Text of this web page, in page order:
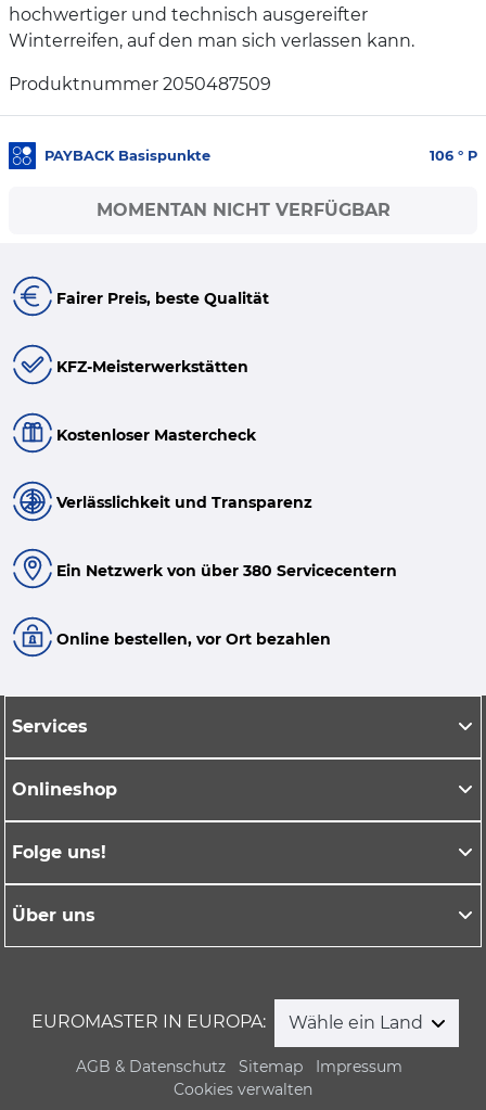
hochwertiger und technisch ausgereifter
Winterreifen, auf den man sich verlassen kann.
Produktnummer 2050487509
PAYBACK Basispunkte 106 ° P
MOMENTAN NICHT VERFÜGBAR
Fairer Preis, beste Qualität
KFZ-Meisterwerkstätten
Kostenloser Mastercheck
Verlässlichkeit und Transparenz
Ein Netzwerk von über 380 Servicecentern
Online bestellen, vor Ort bezahlen
Services
Onlineshop
Folge uns!
Über uns
EUROMASTER IN EUROPA: Wähle ein Land
AGB & Datenschutz Sitemap
Impressum
Cookies verwalten